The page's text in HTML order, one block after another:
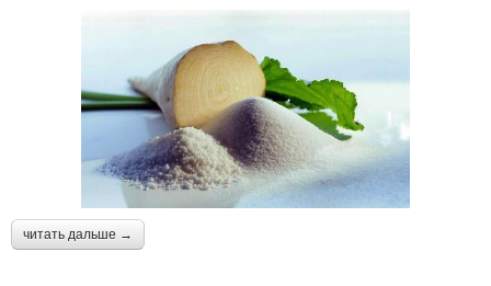
читать дальше →